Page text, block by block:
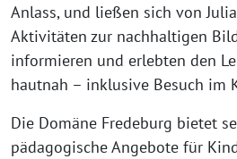
Anlass, und ließen sich von
Aktivitäten zur nachhaltigen
informieren und erlebten den
hautnah – inklusive Besuch im
Die Domäne Fredeburg bietet
pädagogische Angebote für